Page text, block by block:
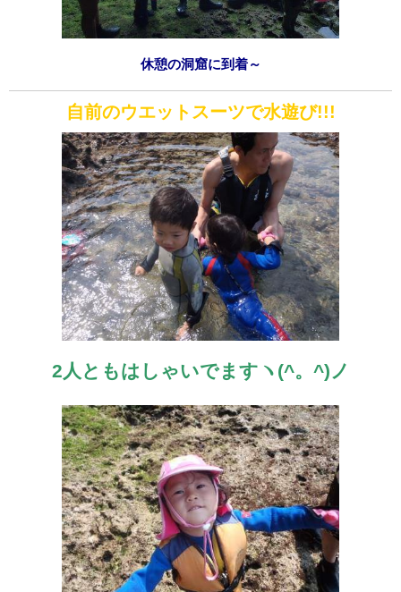
休憩の洞窟に到着～
自前のウエットスーツで水遊び!!!
2人ともはしゃいでますヽ(^。^)ノ